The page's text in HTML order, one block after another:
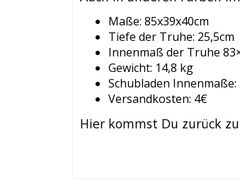
Maße: 85x39x40cm
Tiefe der Truhe: 25,5cm
Innenmaß der Truhe
Gewicht: 14,8 kg
Schubladen Innenmaße:
Versandkosten: 4€
Hier kommst Du zurück